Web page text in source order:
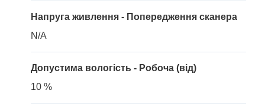
Напруга живлення - Попередження сканера
N/A
Допустима вологість - Робоча (від)
10 %